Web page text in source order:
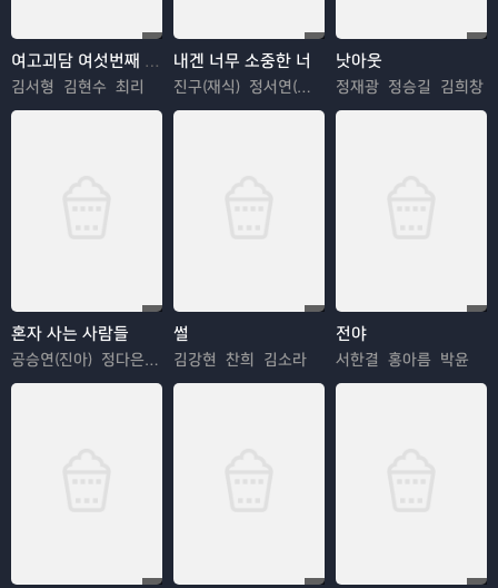
여고괴담 여섯번째 이야기 : 모교
김서형 김현수 최리
내겐 너무 소중한 너
진구(재식) 정서연(은혜)
낫아웃
정재광 정승길 김희창
혼자 사는 사람들
공승연(진아) 정다은(수진)
썰
김강현 찬희 김소라
전야
서한결 홍아름 박윤